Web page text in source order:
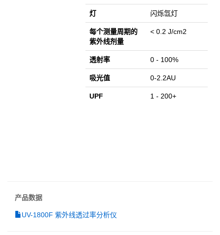
灯 闪烁氙灯
每个测量周期的
紫外线剂量
< 0.2 J/cm2
透射率 0 - 100%
吸光值 0-2.2AU
UPF 1 - 200+
产品数据
UV-1800F 紫外线透过率分析仪